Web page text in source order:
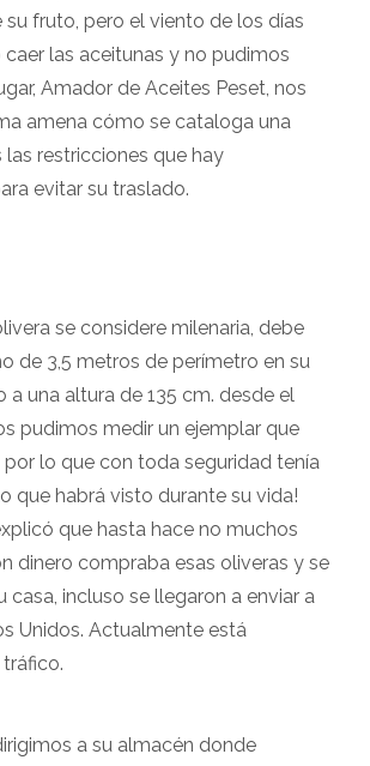
fruto, pero el viento de los días
caer las aceitunas y no pudimos
Amador de Aceites Peset, nos
amena cómo se cataloga una
restricciones que hay
evitar su traslado.
se considere milenaria, debe
de 3,5 metros de perímetro en su
a una altura de 135 cm. desde el
pudimos medir un ejemplar que
por lo que con toda seguridad tenía
que habrá visto durante su vida!
que hasta hace no muchos
dinero compraba esas oliveras y se
casa, incluso se llegaron a enviar a
Unidos. Actualmente está
a su almacén donde